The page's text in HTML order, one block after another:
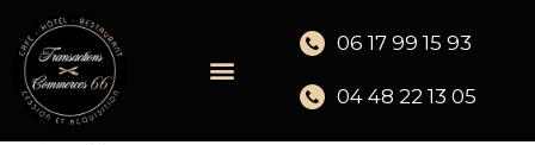
06 17 99 15 93
04 48 22 13 05